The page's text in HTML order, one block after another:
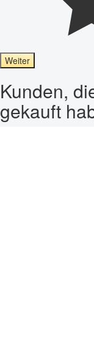
Weiter
Kunden,
gekauft